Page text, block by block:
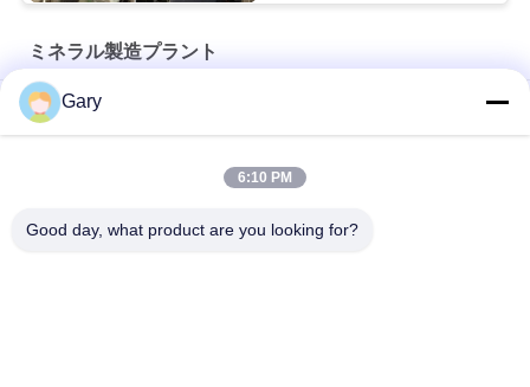
ミネラル製造プラント
ジルコニア構造陶器
Gary
6:10 PM
Good day, what product are you looking for?